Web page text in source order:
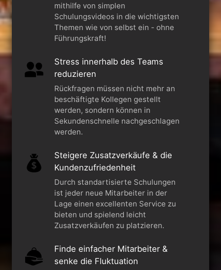
mithilfe von simplen
Schulungsvideos in die wichtigsten
Themen wie von selbst ein - ohne
Führungskraft!
Stress innerhalb des Teams
reduzieren
Rückfragen müssen nicht mehr an
beschäftigte Kollegen gestellt
werden, sondern können in
Sekundenschnelle nachgeschlagen
werden.
Steigere Zusatzverkäufe & die
Kundenzufriedenheit
Durch standartisierte Schulungen
ist jeder neue Mitarbeiter in der
Lage einen excellenten Service zu
bieten und spielend leicht
Zusatzverkäufen zu platzieren.
Finde einfacher Mitarbeiter &
senke die Fluktuation